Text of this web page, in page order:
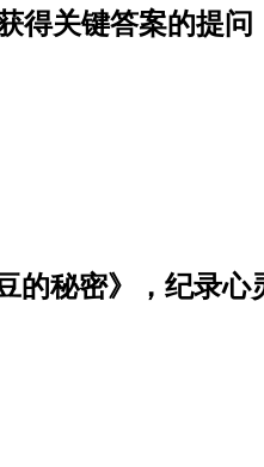
得关键答案的提问
的秘密》，纪录心